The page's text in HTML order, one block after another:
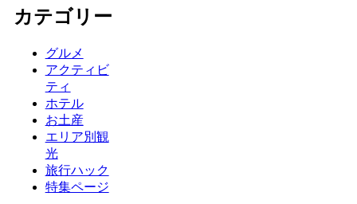
カテゴリー
グルメ
アクティビ
ティ
ホテル
お土産
エリア別観
光
旅行ハック
特集ページ